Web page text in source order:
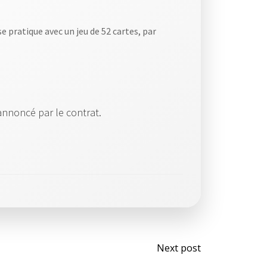
pratique avec un jeu de 52 cartes, par
par le contrat.
Post
Next post